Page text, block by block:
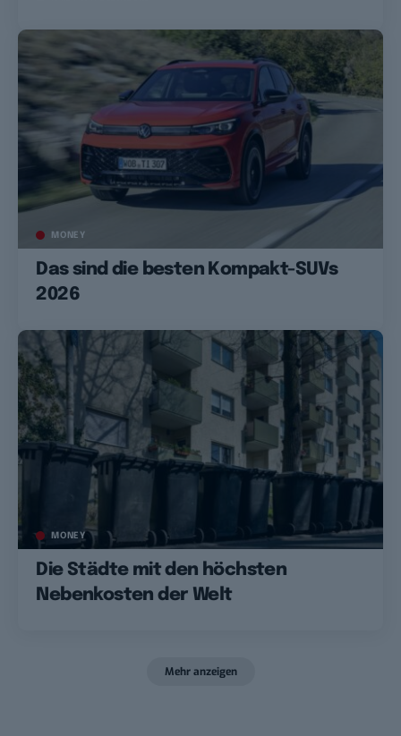
MONEY
Das sind die besten Kompakt-SUVs
2026
MONEY
Die Städte mit den höchsten
Nebenkosten der Welt
Mehr anzeigen